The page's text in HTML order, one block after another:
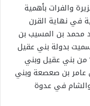
والفرات بأهمية
في نهاية القرن
محمد بن المسيب بن
بدولة بني عقيل
من بني عقيل وبني
عامر بن صعصعة وبني
والشام في عدوة